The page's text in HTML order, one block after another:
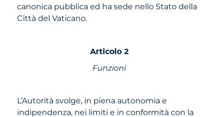
canonica pubblica ed ha sede nello Stato della
Città del Vaticano.
Articolo 2
Funzioni
L’Autorità svolge, in piena autonomia e
indipendenza, nei limiti e in conformità con la